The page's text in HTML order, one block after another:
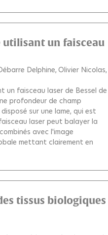
un faisceau
Delphine Olivier Nicolas
un faisceau laser de Bessel de
profondeur de champ
sur une lame, qui est
laser peut balayer la
avec l'image
mettant clairement en
tissus biologiques